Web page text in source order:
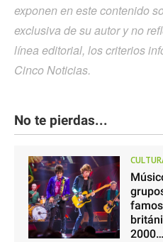
exponen en este contenido
exclusiva de su autor y no
línea editorial, los criterios
Cinco Noticias.
No te pierdas...
2000…